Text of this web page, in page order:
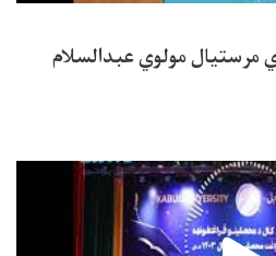
مرستیال مولوي عبدالسلام